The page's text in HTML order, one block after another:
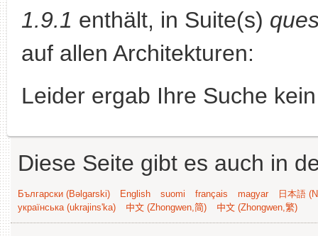
1.9.1 enthält, in Suite(s)
auf allen Architekturen:
Leider ergab Ihre Suche
Diese Seite gibt es auch in
Български (Bəlgarski) English suomi français magyar
日本語
українська (ukrajins'ka)
中文 (Zhongwen,简) 中文 (Zhongwen,繁)